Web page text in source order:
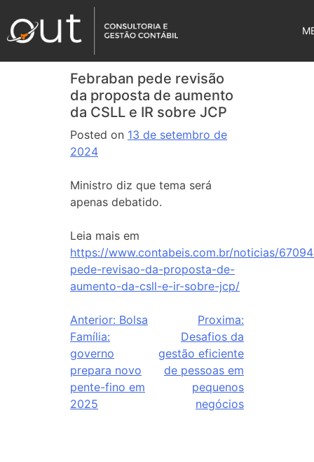
Febraban pede revisão
da proposta de aumento
da CSLL e IR sobre JCP
Posted on 13 de setembro de
2024
Ministro diz que tema será
apenas debatido.
Leia mais em
https://www.contabeis.com.br/noticias/
pede-revisao-da-proposta-de-
aumento-da-csll-e-ir-sobre-jcp/
Anterior: Bolsa
Família:
governo
prepara novo
pente-fino em
2025
Proxima:
Desafios da
gestão eficiente
de pessoas em
pequenos
negócios